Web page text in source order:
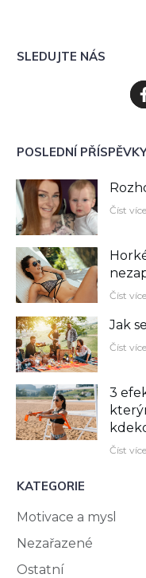
SLEDUJTE NÁS
POSLEDNÍ
Číst více
Číst více
Jak
Číst více
3
Číst více
KATEGORIE
Motivace a mysl
Nezařazené
Ostatní